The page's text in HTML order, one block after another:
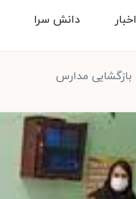
دانش سرا اخبار
بازگشایی مدارس